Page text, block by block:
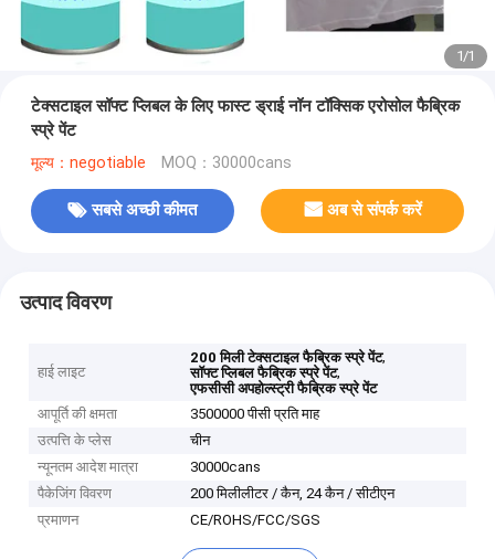
1/1
टेक्सटाइल सॉफ्ट प्लिबल के लिए फास्ट ड्राई नॉन टॉक्सिक एरोसोल फैब्रिक
स्प्रे पेंट
मूल्य：negotiable MOQ：30000cans
सबसे अच्छी कीमत अब से संपर्क करें
उत्पाद विवरण
हाई लाइट
200 मिली टेक्सटाइल फैब्रिक स्प्रे पेंट,
सॉफ्ट प्लिबल फैब्रिक स्प्रे पेंट,
एफसीसी अपहोल्स्ट्री फैब्रिक स्प्रे पेंट
आपूर्ति की क्षमता
3500000 पीसी प्रति माह
उत्पत्ति के प्लेस
चीन
न्यूनतम आदेश मात्रा
30000cans
पैकेजिंग विवरण
200 मिलीलीटर / कैन, 24 कैन / सीटीएन
प्रमाणन
CE/ROHS/FCC/SGS